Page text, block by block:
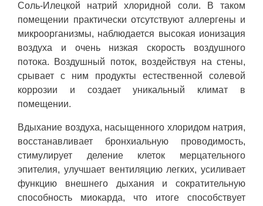
Соль-Илецкой натрий хлоридной соли. В таком
помещении практически отсутствуют аллергены и
микроорганизмы, наблюдается высокая ионизация
воздуха и очень низкая скорость воздушного
потока. Воздушный поток, воздействуя на стены,
срывает с ним продукты естественной солевой
коррозии и создает уникальный климат в
помещении.
Вдыхание воздуха, насыщенного хлоридом натрия,
восстанавливает бронхиальную проводимость,
стимулирует деление клеток мерцательного
эпителия, улучшает вентиляцию легких, усиливает
функцию внешнего дыхания и сократительную
способность миокарда, что итоге способствует